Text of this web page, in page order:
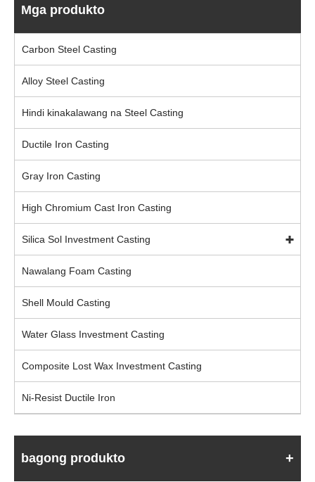
Mga produkto
Carbon Steel Casting
Alloy Steel Casting
Hindi kinakalawang na Steel Casting
Ductile Iron Casting
Gray Iron Casting
High Chromium Cast Iron Casting
Silica Sol Investment Casting
Nawalang Foam Casting
Shell Mould Casting
Water Glass Investment Casting
Composite Lost Wax Investment Casting
Ni-Resist Ductile Iron
bagong produkto